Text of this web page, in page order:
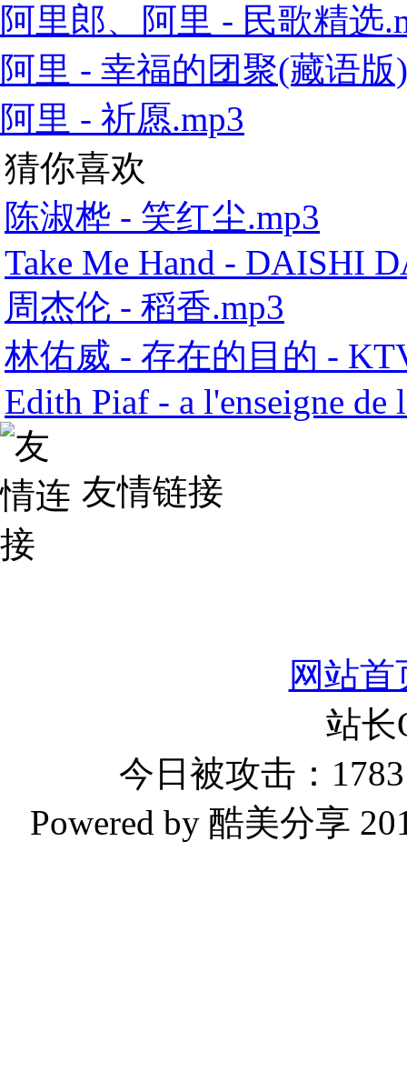
阿里郎、阿里 - 民歌精选
阿里 - 幸福的团聚(藏语版
阿里 - 祈愿.mp3
猜你喜欢
陈淑桦 - 笑红尘.mp3
Take Me Hand - DAISHI
周杰伦 - 稻香.mp3
林佑威 - 存在的目的 -
Edith Piaf - a l'enseigne de
友情链接
网站首
站
今日被攻击：
Powered by 酷美分享